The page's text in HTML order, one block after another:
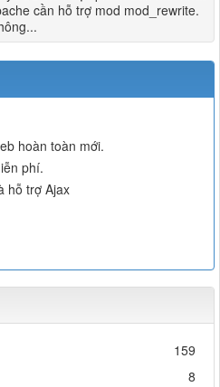
cần hỗ trợ mod mod_rewrite.
hoàn toàn mới.
phí.
hỗ trợ Ajax
159
8